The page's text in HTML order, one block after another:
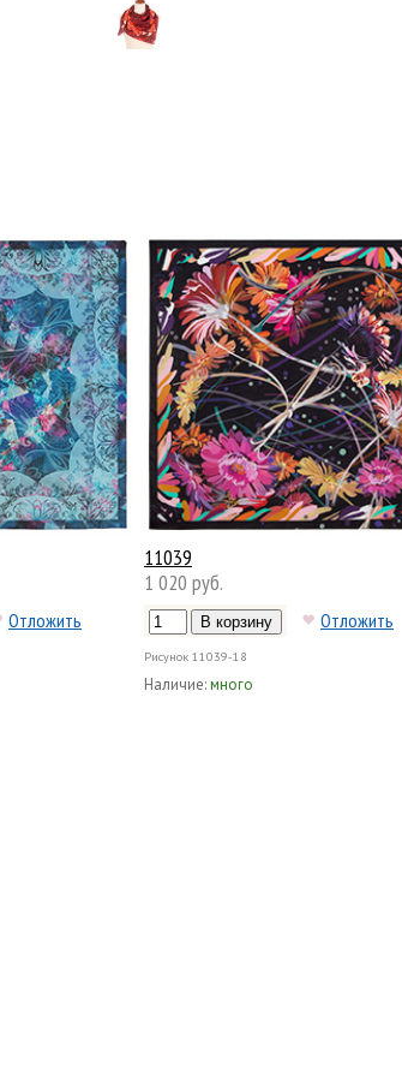
Отложить
11039
1 020 руб.
Отложить
Рисунок 11039-18
Наличие:много